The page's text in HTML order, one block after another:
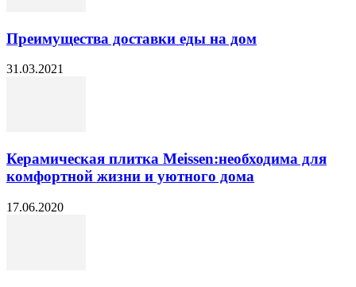
Преимущества доставки еды на дом
31.03.2021
Керамическая плитка Meissen:необходима для
комфортной жизни и уютного дома
17.06.2020